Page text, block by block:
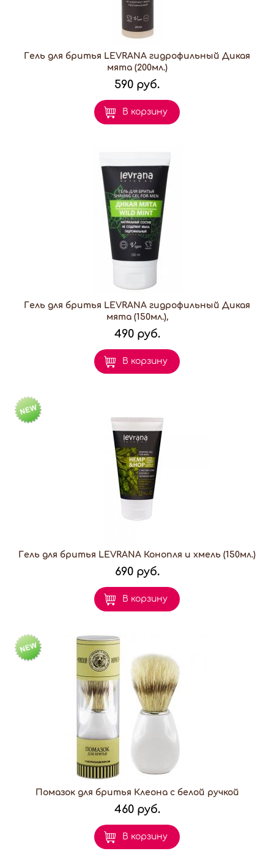
Гель для бритья LEVRANA гидрофильный Дикая
мята (200мл.)
590 руб.
В корзину
Гель для бритья LEVRANA гидрофильный Дикая
мята (150мл.),
490 руб.
В корзину
Гель для бритья LEVRANA Конопля и хмель (150мл.)
690 руб.
В корзину
Помазок для бритья Клеона с белой ручкой
460 руб.
В корзину